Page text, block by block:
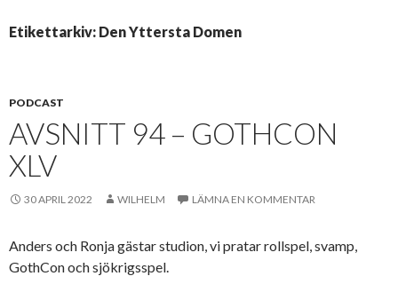
Etikettarkiv: Den Yttersta Domen
PODCAST
AVSNITT 94 – GOTHCON
XLV
30 APRIL 2022 WILHELM LÄMNA EN KOMMENTAR
Anders och Ronja gästar studion, vi pratar rollspel, svamp,
GothCon och sjökrigsspel.